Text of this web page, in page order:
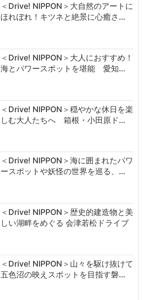
＜Drive! NIPPON＞大自然のアートに
ほれぼれ！キツネと絶景に心癒さ…
＜Drive! NIPPON＞大人におすすめ！
海とパワースポットを堪能 愛知…
＜Drive! NIPPON＞穏やかな休日を楽
しむ大人たちへ 箱根・小田原ド…
＜Drive! NIPPON＞海に囲まれたパワ
ースポットや妖怪の世界を巡る、…
＜Drive! NIPPON＞歴史的建造物と美
しい湖畔をめぐる 会津若松ドライブ
＜Drive! NIPPON＞山々を駆け抜けて
五色沼の映えスポットを目指す磐…